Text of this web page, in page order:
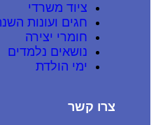
ציוד משרדי
חגים ועונות השנה
חומרי יצירה
נושאים נלמדים
ימי הולדת
צרו קשר